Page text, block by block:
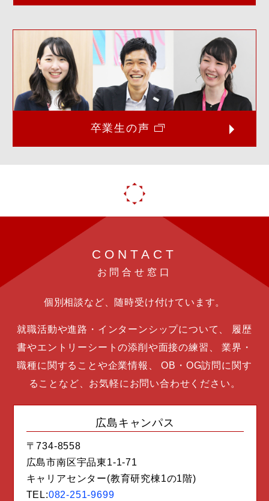
卒業生の声
CONTACT
お問合せ窓口
個別相談など、随時受け付けています。
就職活動や進路・インターンシップについて、
履歴
書やエントリーシートの添削や面接の練習、
業界・
職種に関することや企業情報、
OB・OG訪問に関す
ることなど、お気軽にお問い合わせください。
広島キャンパス
〒734-8558
広島市南区宇品東1-1-71
キャリアセンター(教育研究棟1の1階)
TEL:082-251-9699